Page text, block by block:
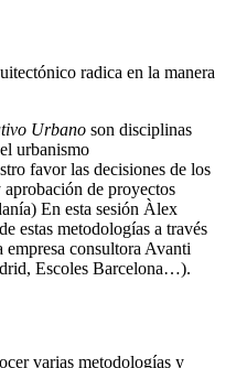
radica en la manera
Urbano son disciplinas
urbanismo
favor las decisiones de los
de proyectos
En esta sesión Àlex
estas metodologías a través
consultora Avanti
Escoles Barcelona…).
varias metodologías y